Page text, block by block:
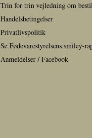
Trin for trin vejledning om
Handelsbetingelser
Privatlivspolitik
Se Fødevarestyrelsens smiley-
Anmeldelser / Facebook